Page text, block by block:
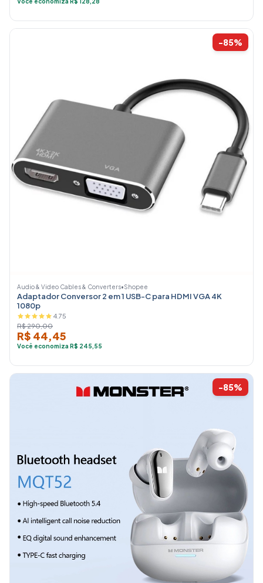
-85%
Audio & Video Cables & Converters•Shopee
Adaptador Conversor 2 em 1 USB-C para HDMI VGA 4K
1080p
4.75
R$ 290,00
R$ 44,45
Você economiza R$ 245,55
-85%